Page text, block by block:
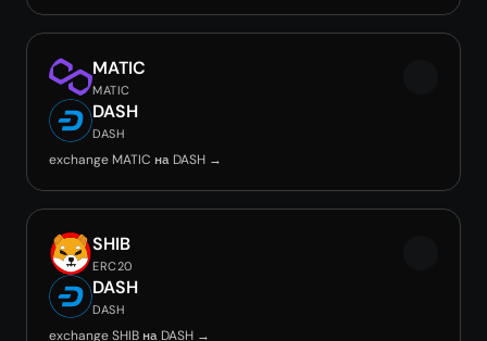
MATIC
MATIC
DASH
DASH
exchange MATIC на DASH →
SHIB
ERC20
DASH
DASH
exchange SHIB на DASH →